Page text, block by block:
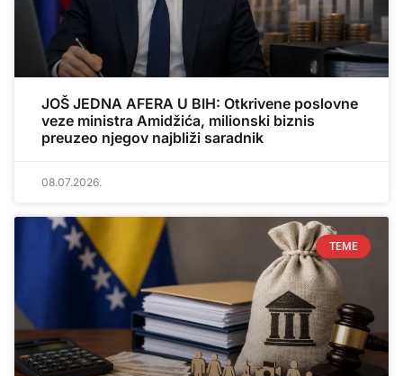
JOŠ JEDNA AFERA U BIH: Otkrivene poslovne
veze ministra Amidžića, milionski biznis
preuzeo njegov najbliži saradnik
08.07.2026.
TEME